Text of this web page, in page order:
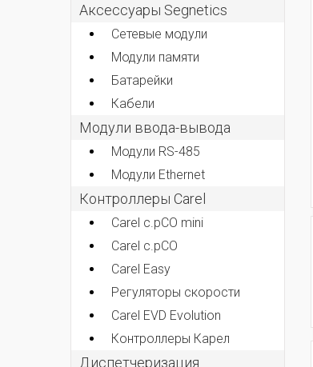
Аксессуары Segnetics
Сетевые модули
Модули памяти
Батарейки
Кабели
Модули ввода-вывода
Модули RS-485
Модули Ethernet
Контроллеры Carel
Carel c.pCO mini
Carel c.pCO
Carel Easy
Регуляторы скорости
Carel EVD Evolution
Контроллеры Карел
Диспетчеризация